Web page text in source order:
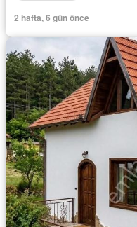
2 hafta, 6 gün önce